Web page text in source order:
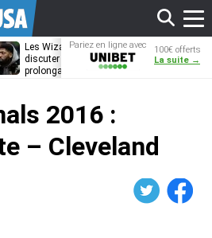
Les Wizards vont
discuter
prolongation avec
Dennis
découvrira-t-il
Pariez en ligne avec
100€ offerts
La suite →
2016 :
– Cleveland
Facebook